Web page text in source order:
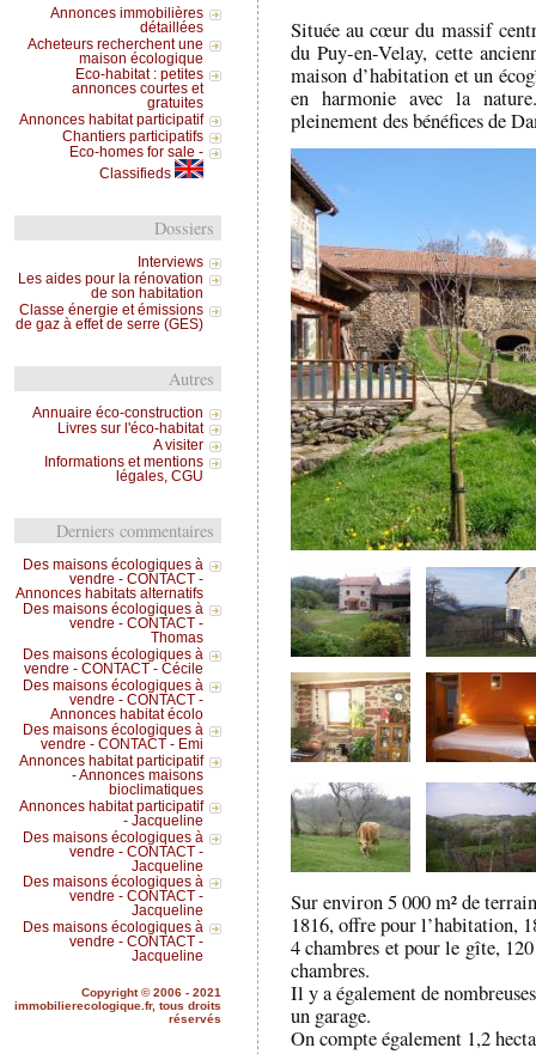
Située au cœur du massif
du Puy-en-Velay, cette
maison d’habitation et un
en harmonie avec la
pleinement des bénéfices de
Sur environ 5 000 m² de
1816, offre pour l’habitation,
4 chambres et pour le gîte,
chambres.
Il y a également de
un garage.
On compte également 1,2
Annonces immobilières
détaillées
Acheteurs recherchent une
maison écologique
Eco-habitat : petites
annonces courtes et
gratuites
Annonces habitat participatif
Chantiers participatifs
Eco-homes for sale -
Classifieds
Dossiers
Interviews
Les aides pour la rénovation
de son habitation
Classe énergie et émissions
de gaz à effet de serre (GES)
Autres
Annuaire éco-construction
Livres sur l'éco-habitat
A visiter
Informations et mentions
légales, CGU
Derniers commentaires
Des maisons écologiques à
vendre - CONTACT -
Annonces habitats alternatifs
Des maisons écologiques à
vendre - CONTACT -
Thomas
Des maisons écologiques à
vendre - CONTACT - Cécile
Des maisons écologiques à
vendre - CONTACT -
Annonces habitat écolo
Des maisons écologiques à
vendre - CONTACT - Emi
Annonces habitat participatif
- Annonces maisons
bioclimatiques
Annonces habitat participatif
- Jacqueline
Des maisons écologiques à
vendre - CONTACT -
Jacqueline
Des maisons écologiques à
vendre - CONTACT -
Jacqueline
Des maisons écologiques à
vendre - CONTACT -
Jacqueline
Copyright © 2006 - 2021
immobilierecologique.fr, tous droits
réservés